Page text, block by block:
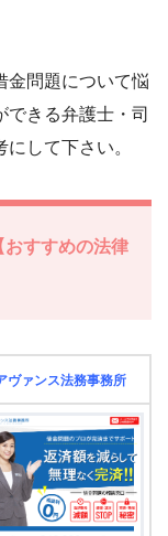
金問題について悩
できる弁護士・司
して下さい。
すすめの法律
ヴァンス法務事務所